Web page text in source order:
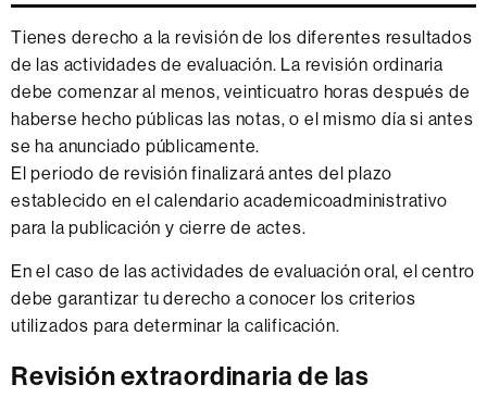
Tienes derecho a la revisión de los diferentes resultados
de las actividades de evaluación. La revisión ordinaria
debe comenzar al menos, veinticuatro horas después de
haberse hecho públicas las notas, o el mismo día si antes
se ha anunciado públicamente.
El periodo de revisión finalizará antes del plazo
establecido en el calendario academicoadministrativo
para la publicación y cierre de actes.
En el caso de las actividades de evaluación oral, el centro
debe garantizar tu derecho a conocer los criterios
utilizados para determinar la calificación.
Revisión extraordinaria de las